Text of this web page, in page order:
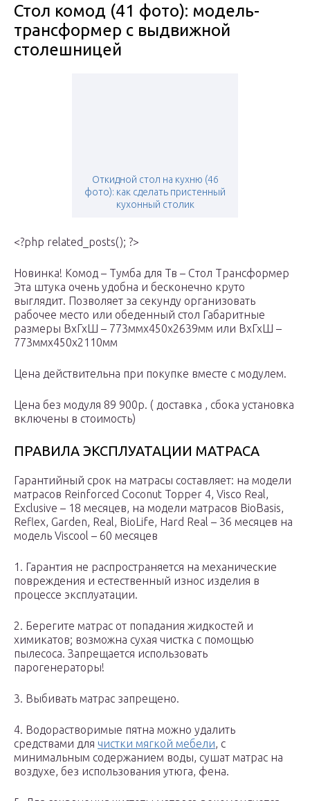
Стол комод (41 фото): модель-
трансформер с выдвижной
столешницей
Откидной стол на кухню (46
фото): как сделать пристенный
кухонный столик
<?php related_posts(); ?>
Новинка! Комод – Тумба для Тв – Стол Трансформер
Эта штука очень удобна и бесконечно круто
выглядит. Позволяет за секунду организовать
рабочее место или обеденный стол Габаритные
размеры ВхГхШ – 773ммх450х2639мм или ВхГхШ –
773ммх450х2110мм
Цена действительна при покупке вместе с модулем.
Цена без модуля 89 900р. ( доставка , сбока установка
включены в стоимость)
ПРАВИЛА ЭКСПЛУАТАЦИИ МАТРАСА
Гарантийный срок на матрасы составляет: на модели
матрасов Reinforced Coconut Topper 4, Visco Real,
Еxclusive – 18 месяцев, на модели матрасов BioBasis,
Reflex, Garden, Real, BioLife, Hard Real – 36 месяцев на
модель Viscool – 60 месяцев
1. Гарантия не распространяется на механические
повреждения и естественный износ изделия в
процессе эксплуатации.
2. Берегите матрас от попадания жидкостей и
химикатов; возможна сухая чистка с помощью
пылесоса. Запрещается использовать
парогенераторы!
3. Выбивать матрас запрещено.
4. Водорастворимые пятна можно удалить
средствами для чистки мягкой мебели, с
минимальным содержанием воды, сушат матрас на
воздухе, без использования утюга, фена.